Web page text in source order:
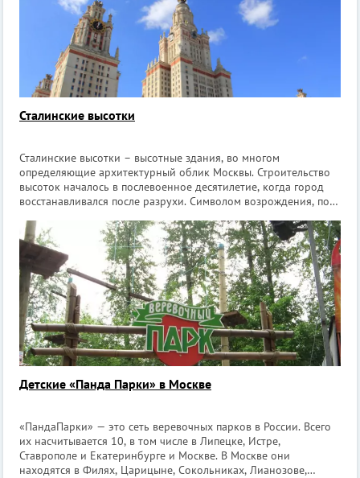
Сталинские высотки
Сталинские высотки – высотные здания, во многом
определяющие архитектурный облик Москвы. Строительство
высоток началось в послевоенное десятилетие, когда город
восстанавливался после разрухи. Символом возрождения, по
архитектуры. В Совмине
Детские «Панда Парки» в Москве
«ПандаПарки» — это сеть веревочных парков в России. Всего
их насчитывается 10, в том числе в Липецке, Истре,
Ставрополе и Екатеринбурге и Москве. В Москве они
находятся в Филях, Царицыне, Сокольниках, Лианозове,